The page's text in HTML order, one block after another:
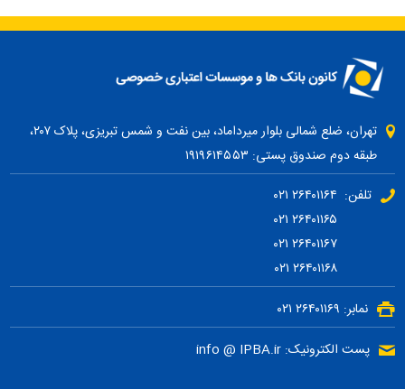
تهران، ضلع شمالی بلوار میرداماد، بین نفت و شمس تبریزی، پلاک ۲۰۷،
طبقه دوم صندوق پستی: ۱۹۱۹۶۱۴۵۵۳
تلفن: ۲۶۴۰۱۱۶۴ ۰۲۱
۲۶۴۰۱۱۶۷ ۰۲۱
۲۶۴۰۱۱۶۸ ۰۲۱
نمابر: ۲۶۴۰۱۱۶۹ ۰۲۱
پست الکترونیک: info @ IPBA.ir